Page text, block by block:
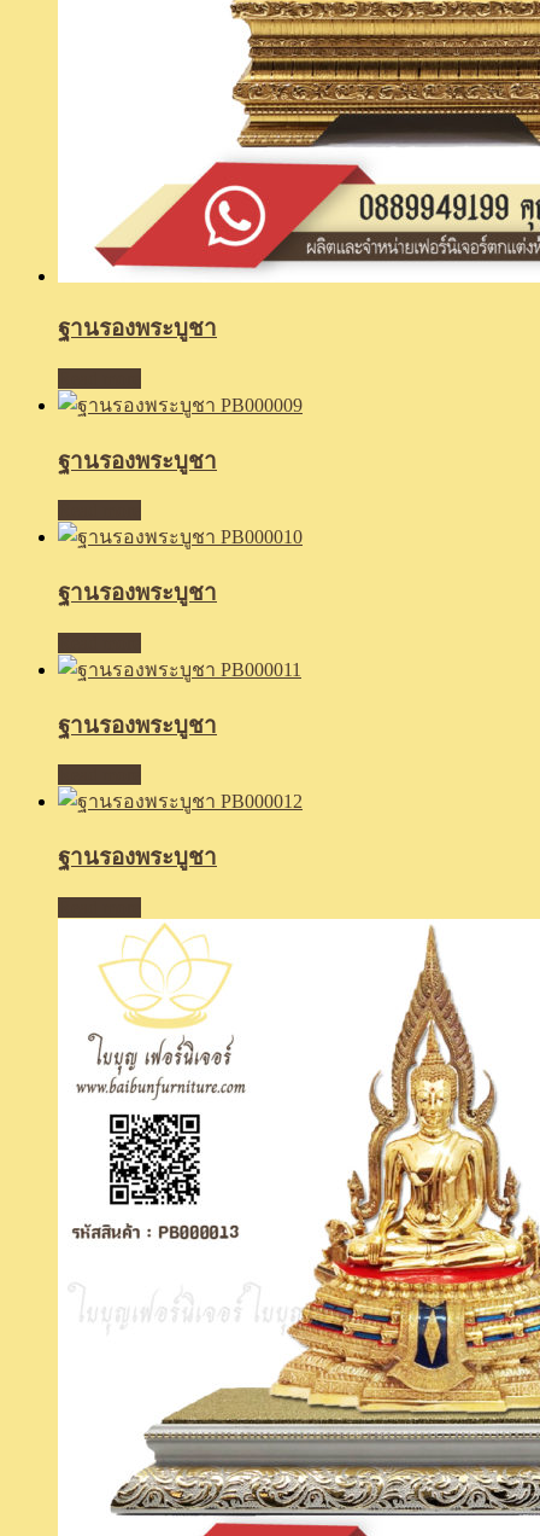
ฐานรองพระบูชา
ฐานรองพระบูชา
ฐานรองพระบูชา
ฐานรองพระบูชา
ฐานรองพระบูชา